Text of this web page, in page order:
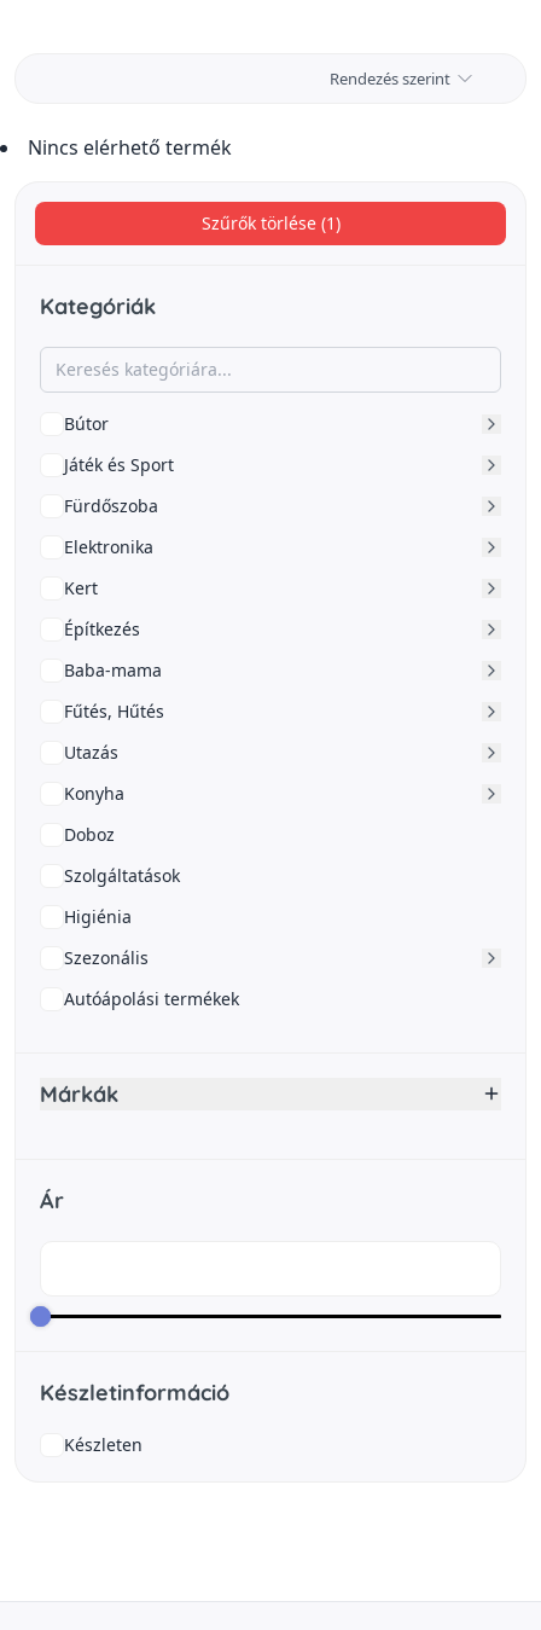
Szűrők törlése (1)
Kategóriák
Bútor
Játék és Sport
Fürdőszoba
Elektronika
Kert
Építkezés
Baba-mama
Fűtés, Hűtés
Utazás
Konyha
Doboz
Szolgáltatások
Higiénia
Szezonális
Autóápolási termékek
Márkák
Ár
Készletinformáció
Készleten
Rendezés szerint
Nincs elérhető termék